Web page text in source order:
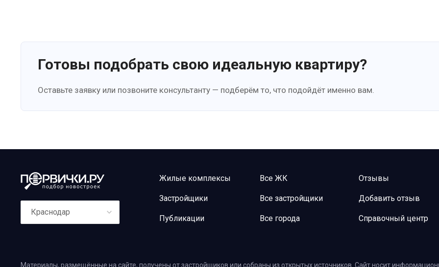
Готовы подобрать свою идеальную квартиру?
Оставьте заявку или позвоните консультанту — подберём то, что подойдёт именно вам.
Краснодар
Жилые комплексы
Застройщики
Публикации
Все ЖК
Все застройщики
Все города
Отзывы
Добавить отзыв
Справочный центр
Материалы, размещённые на сайте, получены от застройщиков или собраны из открытых источников. Сайт носит